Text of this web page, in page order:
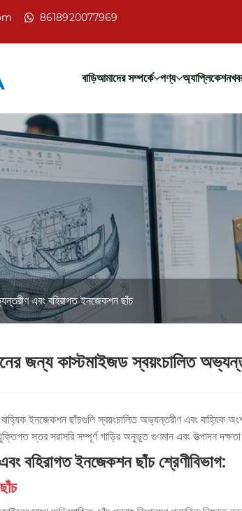
8618920077969
বাড়িআমাদের সম্পর্কে পণ্য অ্যাপ্লিকেশন
এবং বহিরাগত ইনজেকশন ছাঁচ
জন্য কাস্টমাইজড স্বয়ংচালিত
ইনজেকশন ছাঁচগুলি স্বয়ংচালিত অভ্যন্তরীণ এবং বাহ্যিক
স্তর সরাসরি সম্পূর্ণ গাড়ির অনুভূত গুণমান এবং উত্পাদন দক্ষতা
বহিরাগত ইনজেকশন ছাঁচ শ্রেণীবিভাগ: